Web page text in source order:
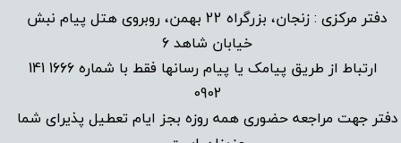
دفتر مرکزی : زنجان، بزرگراه 22 بهمن، روبروی هتل پیام نبش
خیابان شاهد 6
ارتباط از طریق پیامک یا پیام رسانها فقط با شماره
1666 141
0902
دفتر جهت مراجعه حضوری همه روزه بجز ایام تعطیل پذیرای شما